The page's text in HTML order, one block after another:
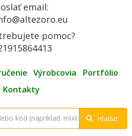
email:
pomoc?
Výrobcovia
Portfólio
Kontakty
Hľadať